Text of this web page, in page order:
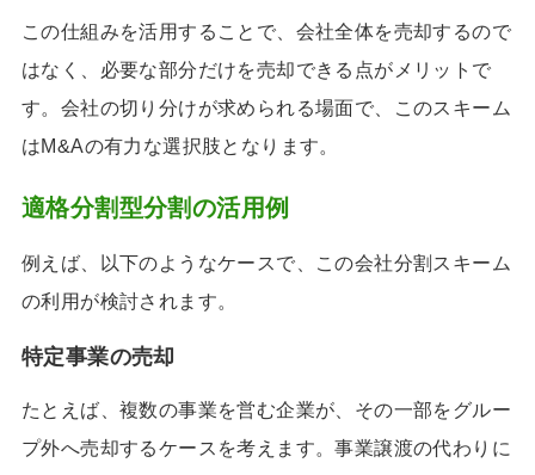
この仕組みを活用することで、会社全体を売却するので
はなく、必要な部分だけを売却できる点がメリットで
す。会社の切り分けが求められる場面で、このスキーム
はM&Aの有力な選択肢となります。
適格分割型分割の活用例
例えば、以下のようなケースで、この会社分割スキーム
の利用が検討されます。
特定事業の売却
たとえば、複数の事業を営む企業が、その一部をグルー
プ外へ売却するケースを考えます。事業譲渡の代わりに